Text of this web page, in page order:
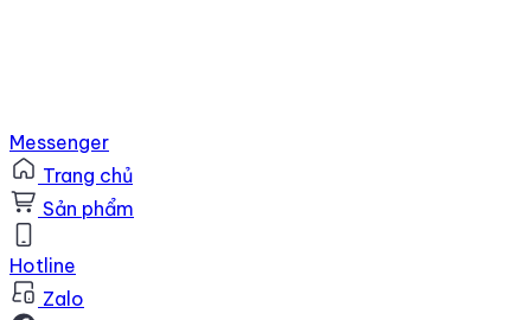
Messenger
Trang chủ
Sản phẩm
Hotline
Zalo